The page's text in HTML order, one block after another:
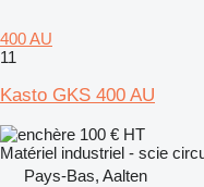
400 AU
11
Kasto GKS 400 AU
100 € HT
Matériel industriel - scie
Pays-Bas, Aalten